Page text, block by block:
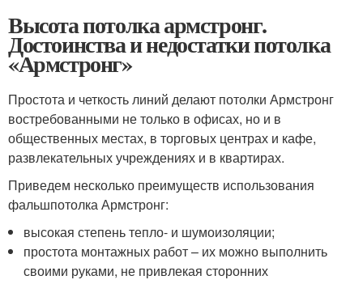
Высота потолка армстронг.
Достоинства и недостатки потолка
«Армстронг»
Простота и четкость линий делают потолки Армстронг
востребованными не только в офисах, но и в
общественных местах, в торговых центрах и кафе,
развлекательных учреждениях и в квартирах.
Приведем несколько преимуществ использования
фальшпотолка Армстронг:
высокая степень тепло- и шумоизоляции;
простота монтажных работ – их можно выполнить
своими руками, не привлекая сторонних